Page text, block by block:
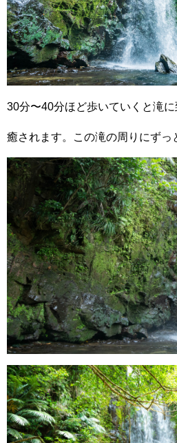
30分〜40分ほど歩いていくと滝に
癒されます。この滝の周りにずっ